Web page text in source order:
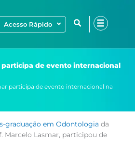
Acesso Rápido
participa de evento internacional
participa de evento internacional na
graduação em Odontologia da
Marcelo Lasmar, participou de